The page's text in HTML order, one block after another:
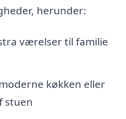
herunder:
værelser til familie
køkken eller
stuen